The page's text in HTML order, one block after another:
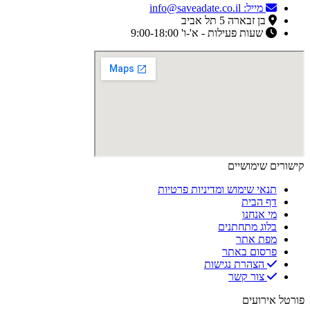
מייל: info@saveadate.co.il
בן זבארה 5 תל אביב
שעות פעילות - א'-ו' 9:00-18:00
קישורים שימושיים
תנאי שימוש ומדיניות פרטיות
דף הבית
מי אנחנו
בלוג מתחתנים
מפת אתר
פרסום באתר
הצהרת נגישות
צור קשר
פורטל אירועים